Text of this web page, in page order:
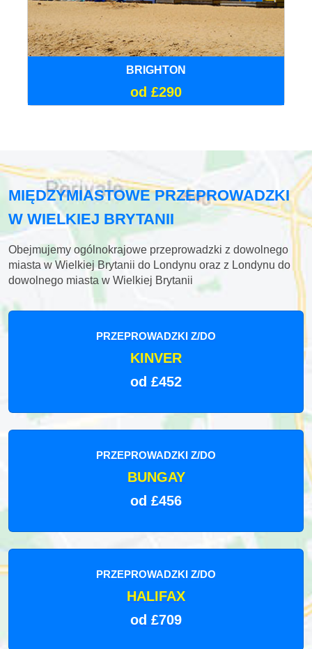
BRIGHTON
od £290
MIĘDZYMIASTOWE PRZEPROWADZKI
W WIELKIEJ BRYTANII
Obejmujemy ogólnokrajowe przeprowadzki z dowolnego
miasta w Wielkiej Brytanii do Londynu oraz z Londynu do
dowolnego miasta w Wielkiej Brytanii
PRZEPROWADZKI Z/DO
KINVER
od £452
PRZEPROWADZKI Z/DO
BUNGAY
od £456
PRZEPROWADZKI Z/DO
HALIFAX
od £709